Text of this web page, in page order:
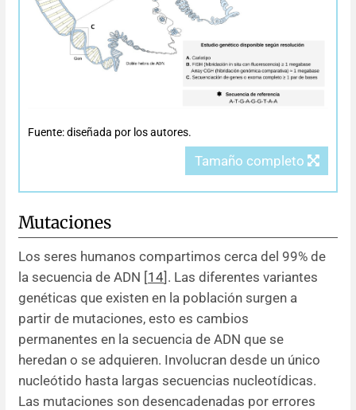
Fuente: diseñada por los autores.
Tamaño completo
Mutaciones
Los seres humanos compartimos cerca del 99% de
la secuencia de ADN [14]. Las diferentes variantes
genéticas que existen en la población surgen a
partir de mutaciones, esto es cambios
permanentes en la secuencia de ADN que se
heredan o se adquieren. Involucran desde un único
nucleótido hasta largas secuencias nucleotídicas.
Las mutaciones son desencadenadas por errores